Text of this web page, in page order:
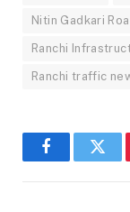
Nitin Gadkari
Ranchi
Ranchi traffic
Facebook